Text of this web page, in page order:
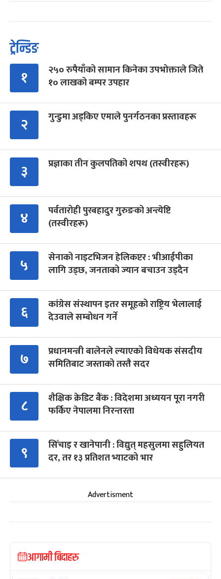
ट्रेन्डिङ
१
२५० रुपैयाँको सामान किनेका उपभोक्ताले जिते
१० लाखको बम्पर उपहार
२ गुन्डुमा अड्किए एमाले पुनर्गठनका प्रस्तावहरू
३ प्रज्ञाका तीन कुलपतिको शपथ (तस्वीरहरू)
४
पर्वतारोही पुरबहादुर गुरुङको अन्त्येष्टि
(तस्वीरहरू)
५
सेनाको नाइटभिजन हेलिकप्टर : भीआईपीका
लागि उड्छ, जनताको ज्यान बचाउन उड्दैन
६
कांग्रेस संस्थापन इतर समूहको राष्ट्रिय भेलालाई
देउवाले सम्बोधन गर्ने
७
प्रधानमन्त्री बालेनले ल्याएको विधेयक संसदीय
समितिबाट जस्ताको तस्तै सदर
८
शैक्षिक क्रेडिट बैंक : विदेशमा अध्ययन पूरा नगरी
फर्किए नेपालमा निरन्तरता
९
सिँचाइ र खानेपानी : विद्युत् महसुलमा सहुलियत
दर, तर १३ प्रतिशत भ्याटको भार
Advertisment
आगामी बिदाहरु